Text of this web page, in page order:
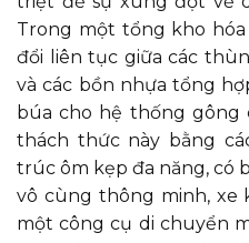
Trong một tổng kho
đổi liên tục giữa các
và các bồn nhựa tổng
búa cho hệ thống gông
thách thức này bằng
trúc ôm kẹp đa năng, có
vô cùng thông minh, xe
một công cụ di chuyển